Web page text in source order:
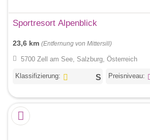
Sportresort Alpenblick
23,6 km (Entfernung von Mittersill)
5700 Zell am See, Salzburg, Österreich
Klassifizierung: Preisniveau: